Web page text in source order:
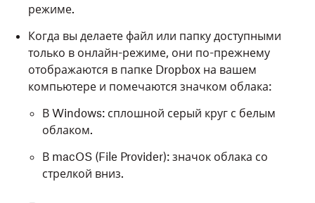
режиме.
Когда вы делаете файл или папку доступными
только в онлайн-режиме, они по-прежнему
отображаются в папке Dropbox на вашем
компьютере и помечаются значком облака:
В Windows: сплошной серый круг с белым
облаком.
В macOS (File Provider): значок облака со
стрелкой вниз.